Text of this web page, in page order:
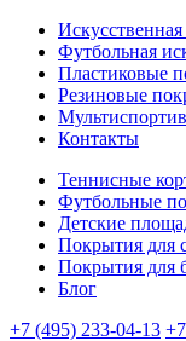
Искусственная
Футбольная
Пластиковые
Резиновые
Контакты
Теннисные
Футбольные
Детские
Покрытия для
Покрытия для
Блог
+7 (495) 233-04-13